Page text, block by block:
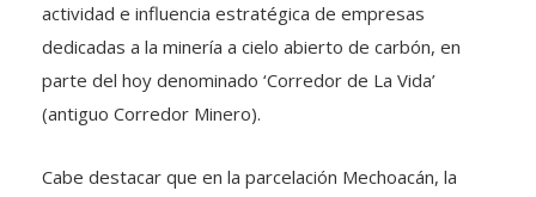
actividad e influencia estratégica de empresas
dedicadas a la minería a cielo abierto de carbón, en
parte del hoy denominado ‘Corredor de La Vida’
(antiguo Corredor Minero).
Cabe destacar que en la parcelación Mechoacán, la